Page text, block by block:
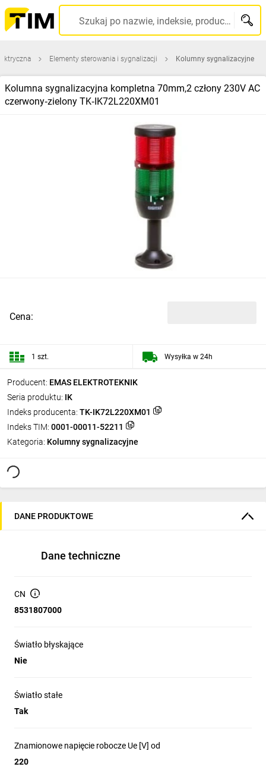
Szukaj po nazwie, indeksie, producencie, kodzie kreskowym...
Elementy sterowania i sygnalizacji Kolumny sygnalizacyjne
Kolumna sygnalizacyjna kompletna 70mm,2 człony 230V AC
czerwony‑zielony TK‑IK72L220XM01
Producent: EMAS ELEKTROTEKNIK
Seria produktu: IK
Indeks producenta: TK-IK72L220XM01
Indeks TIM: 0001-00011-52211
Kategoria: Kolumny sygnalizacyjne
Cena:
1 szt. Wysyłka w 24h
DANE PRODUKTOWE
Dane techniczne
CN
8531807000
Światło błyskające
Nie
Światło stałe
Tak
Znamionowe napięcie robocze Ue [V] od
220